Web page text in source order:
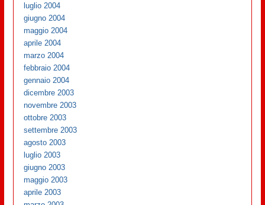
luglio 2004
giugno 2004
maggio 2004
aprile 2004
marzo 2004
febbraio 2004
gennaio 2004
dicembre 2003
novembre 2003
ottobre 2003
settembre 2003
agosto 2003
luglio 2003
giugno 2003
maggio 2003
aprile 2003